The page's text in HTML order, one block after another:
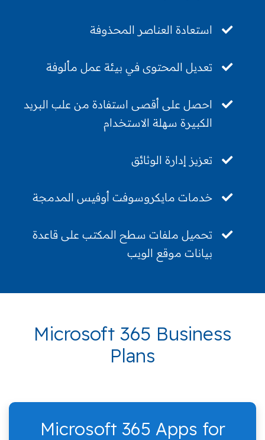
استعادة العناصر المحذوفة
تعديل المحتوى في بيئة عمل مألوفة
احصل على أقصى استفادة من علب البريد
الكبيرة سهلة الاستخدام
تعزيز إدارة الوثائق
خدمات مايكروسوفت أوفيس المدمجة
تحميل ملفات سطح المكتب على قاعدة
بيانات موقع الويب
Microsoft 365 Business
Plans
Microsoft 365 Apps for